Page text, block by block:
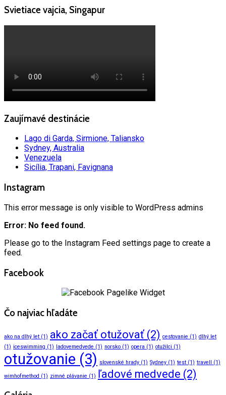
Svietiace vajcia, Singapur
Zaujímavé destinácie
Lago di Garda, Sirmione, Taliansko
Sydney, Australia
Venezuela
Sicília, Trapani, Favignana
Instagram
This error message is only visible to WordPress admins
Error: No feed found.
Please go to the Instagram Feed settings page to create a
feed.
Facebook
Čo najviac hľadáte
ako na dlhý let (1) ako začať otužovať (2) cestovanie (1) dlhý let
(1) iceswimming (1) ladovemedvede (1) norsko (1) opera (1) otužilci (1)
otužovanie (3) slovenské hrady (1) Sydney (1) test (1) travell (1)
wimhofmethod (1) zimné plávanie (1) ľadové medvede (2)